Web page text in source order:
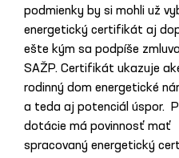
podmienky by si mohli už
energetický certifikát aj
ešte kým sa podpíše
SAŽP. Certifikát ukazuje
rodinný dom energetické
a teda aj potenciál úspor.
dotácie má povinnosť mať
spracovaný energetický